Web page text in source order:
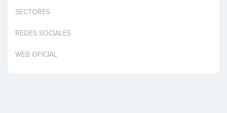
Invertir
SECTORES
REDES SOCIALES
WEB OFICIAL